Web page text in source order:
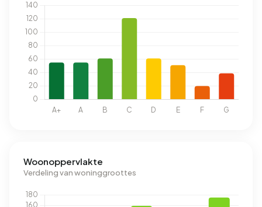
Woonoppervlakte
Verdeling van woninggroottes